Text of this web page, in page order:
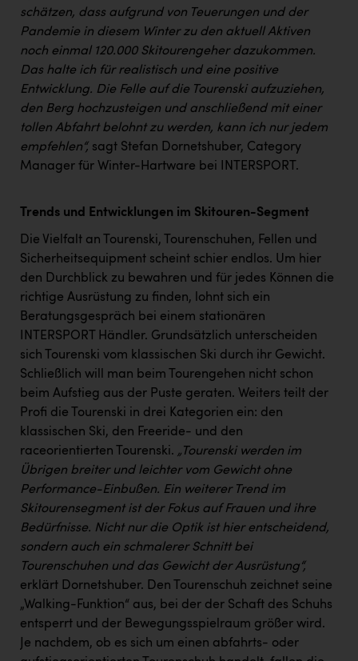
TRAILOMAT & Cycling Austria
VERITAS
Vier Diamanten
Vorlagenportal
Wir besiegen Krebs
Wirtschaftskammer OÖ
ZULuft - Zukunft Luft Austria
z.l.ö.
Österreichisches Hebammengremium
Wirtschaftskammer OÖ Energiehandel
Dopgas
kunden basics
schätzen, dass aufgrund von Teuerungen und der
Pandemie in diesem Winter zu den aktuell Aktiven
noch einmal 120.000 Skitourengeher dazukommen.
Das halte ich für realistisch und eine positive
Entwicklung. Die Felle auf die Tourenski aufzuziehen,
den Berg hochzusteigen und anschließend mit einer
tollen Abfahrt belohnt zu werden, kann ich nur jedem
empfehlen“, sagt Stefan Dornetshuber, Category
Manager für Winter-Hartware bei INTERSPORT.
Trends und Entwicklungen im Skitouren-Segment
Die Vielfalt an Tourenski, Tourenschuhen, Fellen und
Sicherheitsequipment scheint schier endlos. Um hier
den Durchblick zu bewahren und für jedes Können die
richtige Ausrüstung zu finden, lohnt sich ein
Beratungsgespräch bei einem stationären
INTERSPORT Händler. Grundsätzlich unterscheiden
sich Tourenski vom klassischen Ski durch ihr Gewicht.
Schließlich will man beim Tourengehen nicht schon
beim Aufstieg aus der Puste geraten. Weiters teilt der
Profi die Tourenski in drei Kategorien ein: den
klassischen Ski, den Freeride- und den
raceorientierten Tourenski. „Tourenski werden im
Übrigen breiter und leichter vom Gewicht ohne
Performance-Einbußen. Ein weiterer Trend im
Skitourensegment ist der Fokus auf Frauen und ihre
Bedürfnisse. Nicht nur die Optik ist hier entscheidend,
sondern auch ein schmalerer Schnitt bei
Tourenschuhen und das Gewicht der Ausrüstung“,
erklärt Dornetshuber. Den Tourenschuh zeichnet seine
„Walking-Funktion“ aus, bei der der Schaft des Schuhs
entsperrt und der Bewegungsspielraum größer wird.
Je nachdem, ob es sich um einen abfahrts- oder